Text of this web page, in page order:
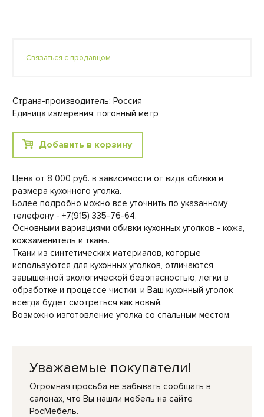
Связаться с продавцом
Страна-производитель: Россия
Единица измерения: погонный метр
Добавить в корзину
Цена от 8 000 руб. в зависимости от вида обивки и
размера кухонного уголка.
Более подробно можно все уточнить по указанному
телефону - +7(915) 335-76-64.
Основными вариациями обивки кухонных уголков - кожа,
кожзаменитель и ткань.
Ткани из синтетических материалов, которые
используются для кухонных уголков, отличаются
завышенной экологической безопасностью, легки в
обработке и процессе чистки, и Ваш кухонный уголок
всегда будет смотреться как новый.
Возможно изготовление уголка со спальным местом.
Уважаемые покупатели!
Огромная просьба не забывать сообщать в
салонах, что Вы нашли мебель на сайте
РосМебель.